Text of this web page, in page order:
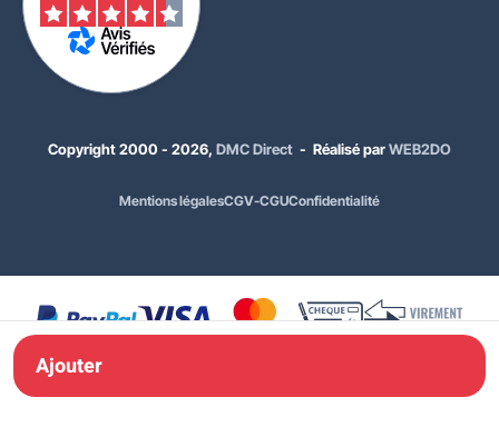
34,00 €HT
Ajouter
Copyright 2000 - 2026, DMC Direct - Réalisé parWEB2DO
Mentions légalesCGV-CGUConfidentialité